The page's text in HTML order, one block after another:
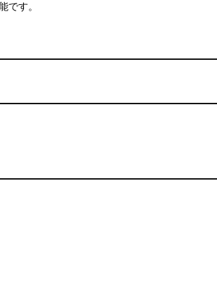
です。